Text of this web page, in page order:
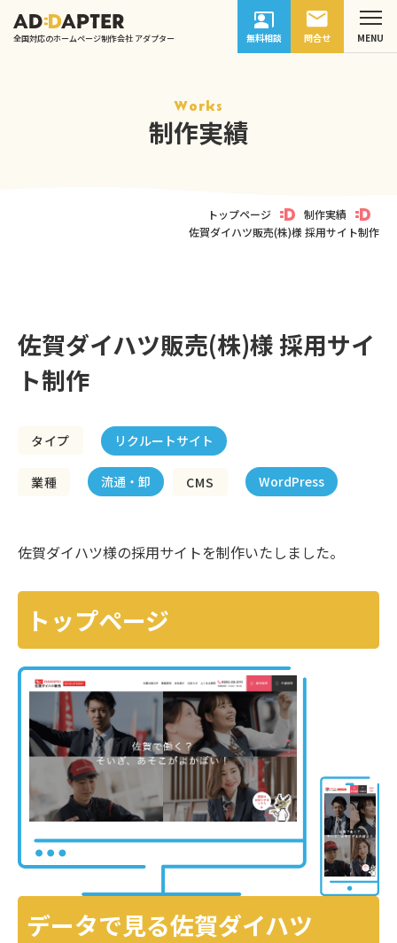
全国対応のホームページ制作会社 アダプター 無料相談 問合せ
Works
制作実績
トップページ
制作実績
佐賀ダイハツ販売(株)様 採用サイト制作
佐賀ダイハツ販売(株)様 採用サイ
ト制作
タイプ リクルートサイト
業種 流通・卸 CMS WordPress
佐賀ダイハツ様の採用サイトを制作いたしました。
トップページ
データで見る佐賀ダイハツ